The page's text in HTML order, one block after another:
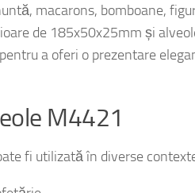
de 185x50x25mm și
a oferi o prezentare